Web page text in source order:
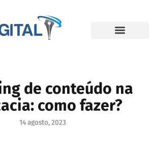
de conteúdo na
como fazer?
14 agosto, 2023